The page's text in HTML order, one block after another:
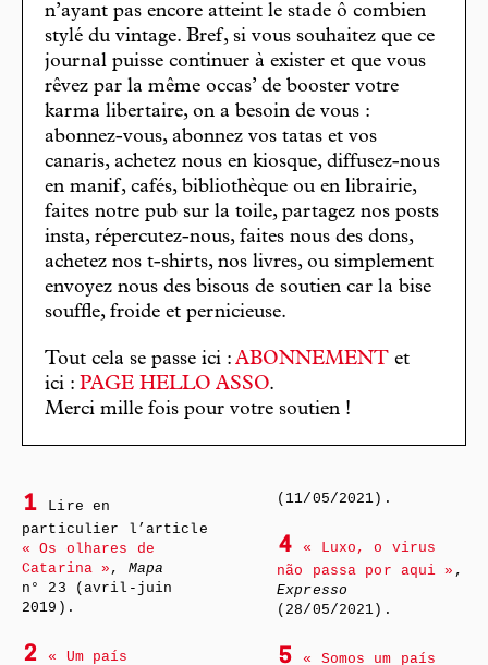
n’ayant pas encore atteint le stade ô combien
stylé du vintage. Bref, si vous souhaitez que ce
journal puisse continuer à exister et que vous
rêvez par la même occas’ de booster votre
karma libertaire, on a besoin de vous :
abonnez-vous, abonnez vos tatas et vos
canaris, achetez nous en kiosque, diffusez-nous
en manif, cafés, bibliothèque ou en librairie,
faites notre pub sur la toile, partagez nos posts
insta, répercutez-nous, faites nous des dons,
achetez nos t-shirts, nos livres, ou simplement
envoyez nous des bisous de soutien car la bise
souffle, froide et pernicieuse.
Tout cela se passe ici : ABONNEMENT et
ici : PAGE HELLO ASSO.
Merci mille fois pour votre soutien !
1
Lire en
particulier l’article
« Os olhares de
Catarina » , Mapa
n° 23 (avril-juin
2019).
2
« Um país
(11/05/2021).
4
« Luxo, o virus
não passa por aqui » ,
Expresso
(28/05/2021).
5
« Somos um país